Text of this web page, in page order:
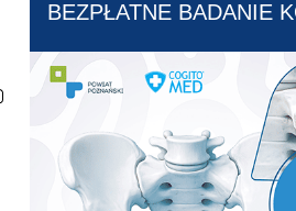
BEZPŁATNE BADANIE